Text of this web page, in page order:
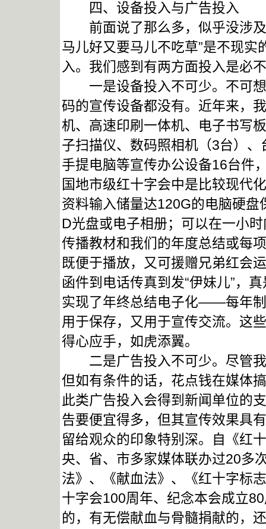
四、设备投入与广告投入
前面说了那么多，似乎没涉及
马儿好又要马儿不吃草”是不现
入。我们感到有两方面投入是必
一是设备投入不可少。不可想
码的宣传设备都没有。近年来，
机、高速印刷一体机、电子书写
子扫描仪、数码照相机（3台）
手提电脑等宣传办公设备16台件
国地市级红十字会中是比较现代
资料输入储量达120G的电脑硬
D光盘或电子相册；可以在一小
传播教材和我们的年度总结或每
既便于播放，又可援赠兄弟红会
函件到电话传真到发“伊妹儿”，
实现了年终总结电子化——每年
用于保存，又用于宣传交流。这
得心应手，如虎添翼。
二是广告投入不可少。尽管我
但如有条件的话，花点钱在媒体
此类广告投入会得到新闻单位的
告要便宜得多，但其宣传效果具
留给观众的印象特别深。自《红
央、省、市多家媒体联办过20多
法》、《献血法》、《红十字标
十字会100周年、纪念本会成立
的，有无偿献血与骨髓捐献的，